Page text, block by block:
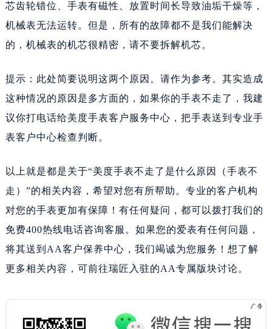
芯齿轮错位、手表有磁性、放置时间长导致油垢干燥等，
机械表无法运转。但是，所有的故障都不是我们能解决
的，机械表的机芯很精密，请不要拆解机芯。
提示：此处简要说明这两个原因。请作为参考。其实造成
这种情况的原因是多方面的，如果你的手表不走了，我建
议你打电话给美度手表客户服务中心，把手表送到专业手
表客户中心检查判断。
以上就是都是关于“美度手表不走了是什么原因（手表不
走）”的相关内容，希望对您有所帮助。专业的客户机构
对您的手表更加有保障！有任何疑问，都可以拨打我们的
免费400热线电话咨询客服。如果您的爱表有任何问题，
将其送到AA客户保养中心，我们竭诚为您服务！想了解
更多相关内容，可前往瑞匠入驻的AA专属版块讨论。